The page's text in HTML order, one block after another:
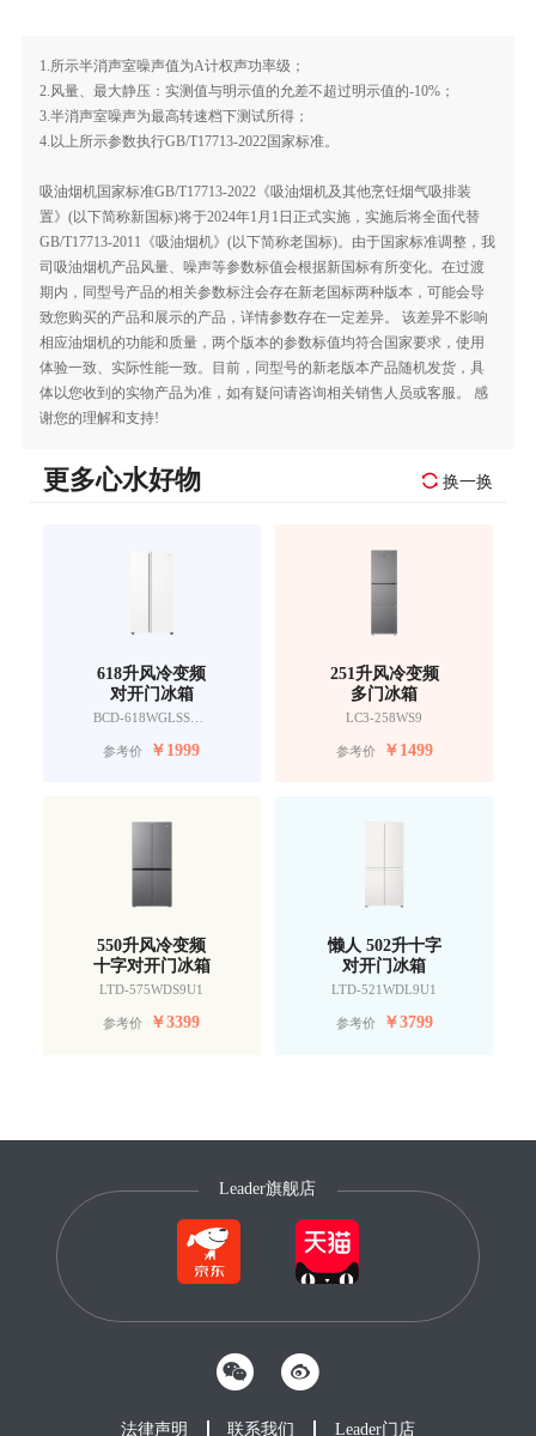
1.所示半消声室噪声值为A计权声功率级；
2.风量、最大静压：实测值与明示值的允差不超过明示值的-10%；
3.半消声室噪声为最高转速档下测试所得；
4.以上所示参数执行GB/T17713-2022国家标准。
吸油烟机国家标准GB/T17713-2022《吸油烟机及其他烹饪烟气吸排装
置》(以下简称新国标)将于2024年1月1日正式实施，实施后将全面代替
GB/T17713-2011《吸油烟机》(以下简称老国标)。由于国家标准调整，我
司吸油烟机产品风量、噪声等参数标值会根据新国标有所变化。在过渡
期内，同型号产品的相关参数标注会存在新老国标两种版本，可能会导
致您购买的产品和展示的产品，详情参数存在一定差异。 该差异不影响
相应油烟机的功能和质量，两个版本的参数标值均符合国家要求，使用
体验一致、实际性能一致。目前，同型号的新老版本产品随机发货，具
体以您收到的实物产品为准，如有疑问请咨询相关销售人员或客服。 感
谢您的理解和支持!
更多心水好物 换一换
618升风冷变频
对开门冰箱
BCD-618WGLSSEDW9
参考价 ￥1999
251升风冷变频
多门冰箱
LC3-258WS9
参考价 ￥1499
550升风冷变频
十字对开门冰箱
LTD-575WDS9U1
参考价 ￥3399
懒人 502升十字
对开门冰箱
LTD-521WDL9U1
参考价 ￥3799
Leader旗舰店
法律声明 联系我们 Leader门店